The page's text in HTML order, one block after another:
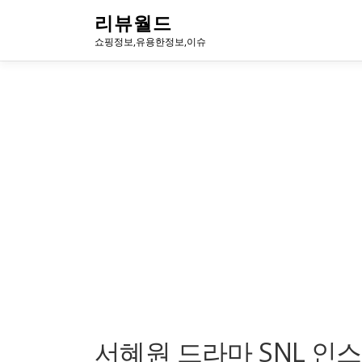
로
리뷰월드
쇼핑정보,유용한정보,이슈
서혜원 드라마 SNL 인